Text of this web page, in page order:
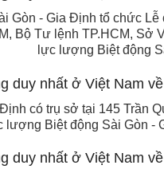
Gòn - Gia Định tổ chức
Bộ Tư lệnh TP.HCM,
lực lượng Biệt động
có trụ sở tại 145 Trần
lượng Biệt động Sài Gòn -